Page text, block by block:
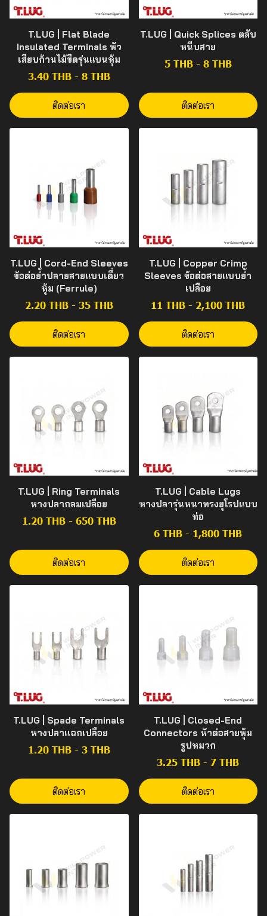
T.LUG | Flat Blade
Insulated Terminals หัว
เสียบก้านไม้ขีดรุ่นแบนหุ้ม
3.40 THB- 8 THB
ติดต่อเรา
T.LUG | Quick Splices ตลับ
หนีบสาย
5 THB- 8 THB
ติดต่อเรา
T.LUG | Cord-End Sleeves
ข้อต่อย้ำปลายสายแบบเดี่ยว
หุ้ม (Ferrule)
2.20 THB- 35 THB
ติดต่อเรา
T.LUG | Copper Crimp
Sleeves ข้อต่อสายแบบย้ำ
เปลือย
11 THB - 2,100 THB
ติดต่อเรา
T.LUG | Ring Terminals
หางปลากลมเปลือย
1.20 THB- 650 THB
ติดต่อเรา
T.LUG | Cable Lugs
หางปลารุ่นหนาทรงยุโรปแบบ
ท่อ
6 THB - 1,800 THB
ติดต่อเรา
T.LUG | Spade Terminals
หางปลาแฉกเปลือย
1.20 THB- 3 THB
ติดต่อเรา
T.LUG | Closed-End
Connectors หัวต่อสายหุ้ม
รูปหมวก
3.25 THB - 7 THB
ติดต่อเรา